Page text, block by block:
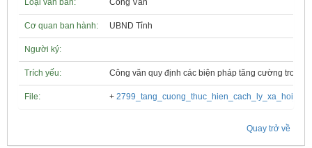
Loại văn bản: Công Văn
Cơ quan ban hành: UBND Tỉnh
Người ký:
Trích yếu: Công văn quy định các biện pháp tăng cường trong
File: +
Quay trở về